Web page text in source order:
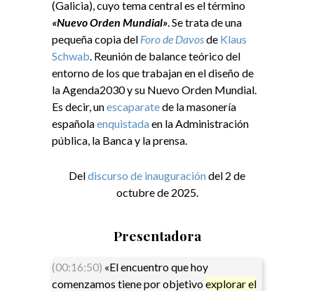
(Galicia), cuyo tema central es el término
«Nuevo Orden Mundial». Se trata de una
pequeña copia del Foro de Davosde Klaus
Schwab. Reunión de balance teórico del
entorno de los que trabajan en el diseño de
la Agenda2030 y su Nuevo Orden Mundial.
Es decir, unescaparatede la masonería
españolaenquistadaen la Administración
pública, la Banca y la prensa.
Deldiscurso de inauguracióndel 2 de
octubre de 2025.
Presentadora
(00:16:50) «El encuentro que hoy
comenzamos tiene por objetivoexplorar el